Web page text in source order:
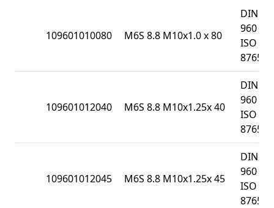
109601010080 M6S 8.8 M10x1.0 x 80
DIN
960 /
ISO
8765
109601012040 M6S 8.8 M10x1.25x 40
DIN
960 /
ISO
8765
109601012045 M6S 8.8 M10x1.25x 45
DIN
960 /
ISO
8765